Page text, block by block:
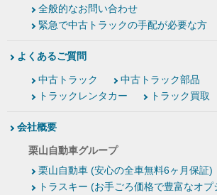
全般的なお問い合わせ
緊急で中古トラックの手配が必要な方
よくあるご質問
中古トラック
中古トラック部品
トラックレンタカー
トラック買取
会社概要
栗山自動車グループ
栗山自動車 (安心の全車無料6ヶ月保証)
トラスキー (お手ごろ価格で豊富なオプ